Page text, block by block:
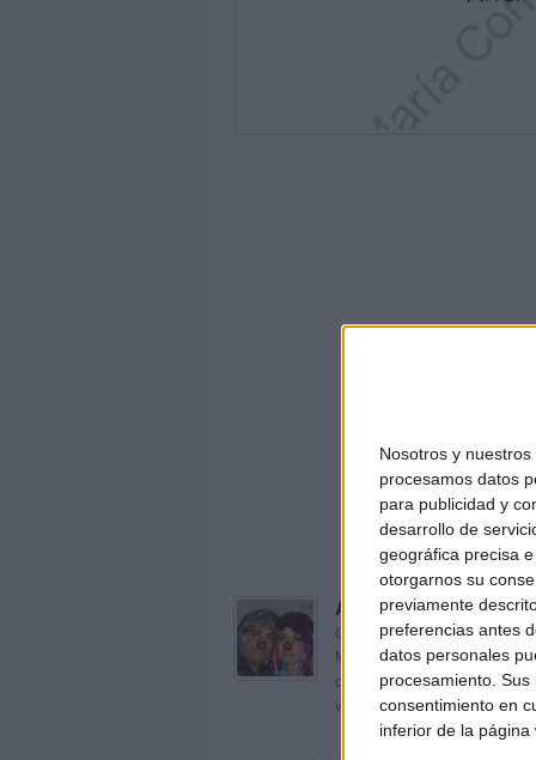
Nosotros y nuestros
procesamos datos
para publicidad y
desarrollo de
geográfica precisa
otorgarnos su
previamente
preferencias antes
datos personales
procesamiento.
consentimiento en
inferior de la página
Acerca de
Orientación Andújar no es
Maribel, que además de ser
dentro del blog y en el cual,
voluntarios en sus meses de